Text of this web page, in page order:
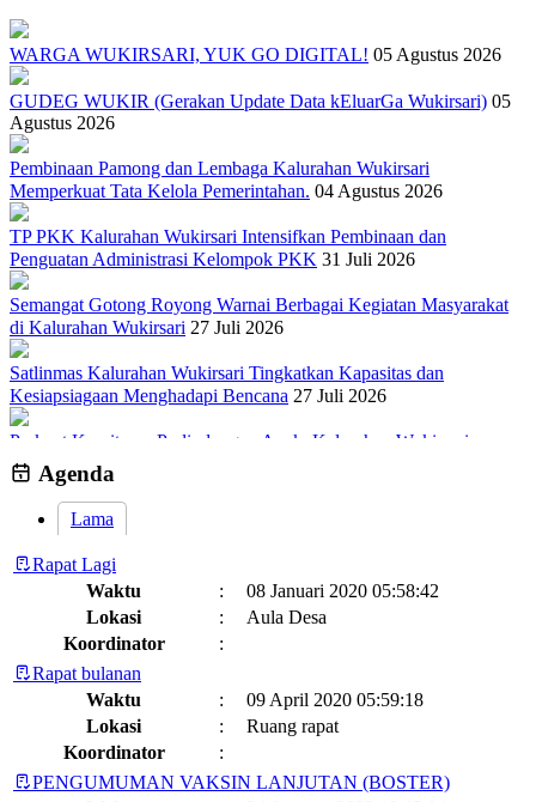
WARGA WUKIRSARI, YUK GO DIGITAL! 05 Agustus 2026
GUDEG WUKIR (Gerakan Update Data kEluarGa Wukirsari) 05
Agustus 2026
Pembinaan Pamong dan Lembaga Kalurahan Wukirsari
Memperkuat Tata Kelola Pemerintahan. 04 Agustus 2026
TP PKK Kalurahan Wukirsari Intensifkan Pembinaan dan
Penguatan Administrasi Kelompok PKK 31 Juli 2026
Semangat Gotong Royong Warnai Berbagai Kegiatan Masyarakat
di Kalurahan Wukirsari 27 Juli 2026
Satlinmas Kalurahan Wukirsari Tingkatkan Kapasitas dan
Kesiapsiagaan Menghadapi Bencana 27 Juli 2026
Perkuat Komitmen Perlindungan Anak, Kalurahan Wukirsari
Menggelar Sosialisasi dan Outbond Desa Ramah Anak
Agenda
Lama
Rapat Lagi
Waktu
:
08 Januari 2020 05:58:42
Lokasi
:
Aula Desa
Koordinator
:
Rapat bulanan
Waktu
:
09 April 2020 05:59:18
Lokasi
:
Ruang rapat
Koordinator
:
PENGUMUMAN VAKSIN LANJUTAN (BOSTER)